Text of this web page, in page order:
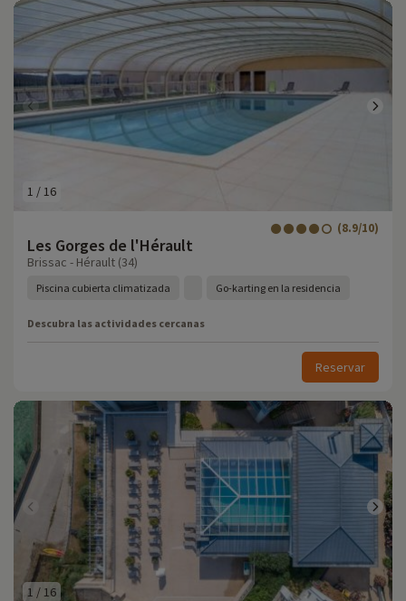
1 /16
Les Gorges de l'Hérault
(8.9/10)
Brissac - Hérault (34)
Piscina cubierta climatizada Go-karting en la residencia
Descubra las actividades cercanas
Reservar
1 / 16